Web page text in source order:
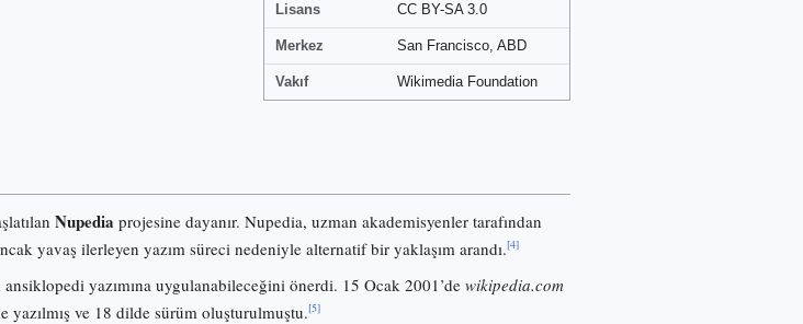
Lisans CC BY-SA 3.0
Merkez San Francisco, ABD
Vakıf Wikimedia Foundation
Nupedia projesine dayanır. Nupedia, uzman akademisyenler tarafından
yavaş ilerleyen yazım süreci nedeniyle alternatif bir yaklaşım arandı.[4]
yazımına uygulanabileceğini önerdi. 15 Ocak 2001’de wikipedia.com
yazılmış ve 18 dilde sürüm oluşturulmuştu.[5]